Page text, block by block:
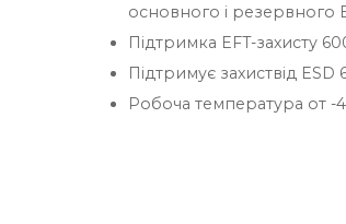
основного і резервного
Підтримка EFT-захисту
Підтримує захиствід
Робоча температура от -